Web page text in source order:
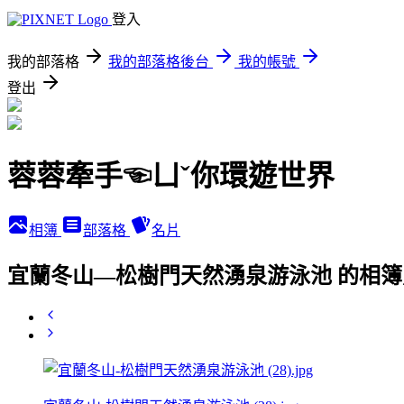
登入
我的部落格 我的部落格後台
我的帳號
登出
蓉蓉牽手☜ㄩˇ你環遊世界
相簿 部落格 名片
宜蘭冬山—松樹門天然湧泉游泳池 的相